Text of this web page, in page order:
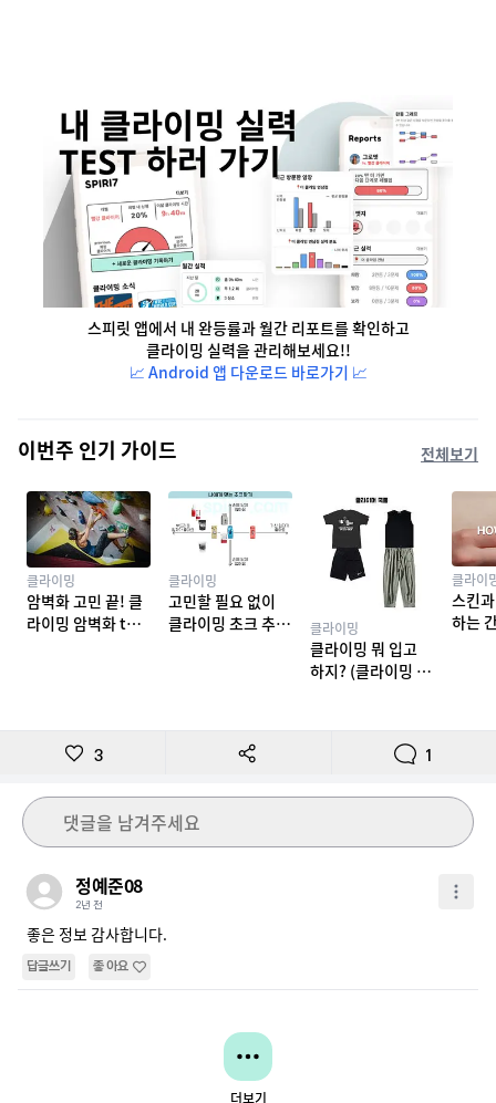
스피릿 앱에서 내 완등률과 월간 리포트를 확인하고
클라이밍 실력을 관리해보세요!!
📈 Android 앱 다운로드 바로가기 📈
이번주 인기 가이드 전체보기
클라이밍
암벽화 고민 끝! 클
라이밍 암벽화 top
클라이밍
고민할 필요 없이
클라이밍 초크 추천
클라이밍
클라이밍 뭐 입고
하지? (클라이밍 복
클라이
스킨
하는
3 1
댓글을 남겨주세요
정예준08
2년 전
좋은 정보 감사합니다.
답글쓰기 좋아요
더보기